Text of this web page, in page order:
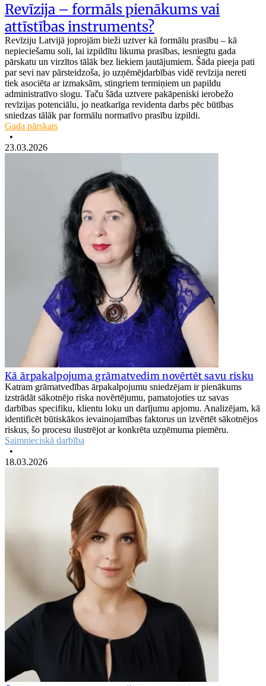
Revīzija – formāls pienākums vai
attīstības instruments?
Revīziju Latvijā joprojām bieži uztver kā formālu prasību – kā
nepieciešamu soli, lai izpildītu likuma prasības, iesniegtu gada
pārskatu un virzītos tālāk bez liekiem jautājumiem. Šāda pieeja pati
par sevi nav pārsteidzoša, jo uzņēmējdarbības vidē revīzija nereti
tiek asociēta ar izmaksām, stingriem termiņiem un papildu
administratīvo slogu. Taču šāda uztvere pakāpeniski ierobežo
revīzijas potenciālu, jo neatkarīga revidenta darbs pēc būtības
sniedzas tālāk par formālu normatīvo prasību izpildi.
Gada pārskats
•
23.03.2026
Kā ārpakalpojuma grāmatvedim novērtēt savu risku
Katram grāmatvedības ārpakalpojumu sniedzējam ir pienākums
izstrādāt sākotnējo riska novērtējumu, pamatojoties uz savas
darbības specifiku, klientu loku un darījumu apjomu. Analizējam, kā
identificēt būtiskākos ievainojamības faktorus un izvērtēt sākotnējos
riskus, šo procesu ilustrējot ar konkrēta uzņēmuma piemēru.
Saimnieciskā darbība
•
18.03.2026